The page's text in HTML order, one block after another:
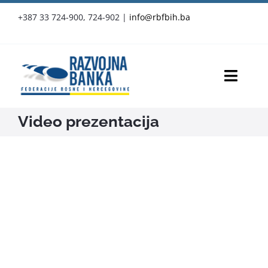
+387 33 724-900, 724-902 | info@rbfbih.ba
RBFBIH
Video prezentacija